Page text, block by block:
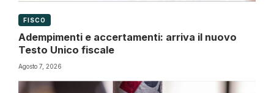
FISCO
Adempimenti e accertamenti: arriva il nuovo
Testo Unico fiscale
Agosto 7, 2026